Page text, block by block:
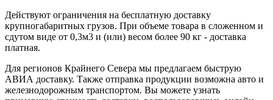
Действуют ограничения на бесплатную доставку
крупногабаритных грузов. При объеме товара в сложенном и
сдутом виде от 0,3м3 и (или) весом более 90 кг - доставка
платная.
Для регионов Крайнего Севера мы предлагаем быструю
АВИА доставку. Также отправка продукции возможна авто и
железнодорожным транспортом. Вы можете узнать